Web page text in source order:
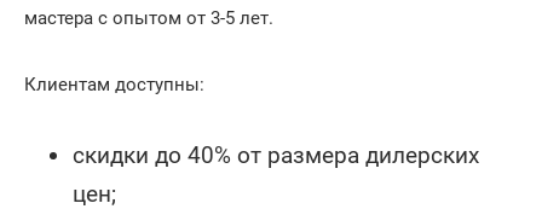
мастера с опытом от 3-5 лет.
Клиентам доступны:
скидки до 40% от размера дилерских
цен;